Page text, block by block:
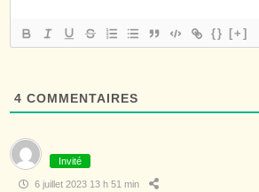
{} [+]
4 COMMENTAIRES
Invité
6 juillet 2023 13 h 51 min